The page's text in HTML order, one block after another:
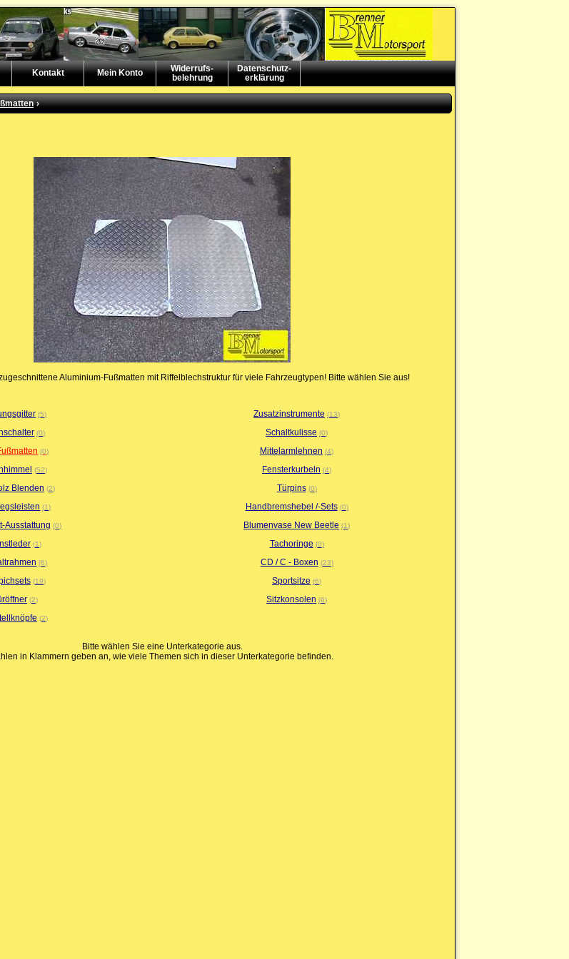
Kontakt Mein Konto
Widerrufs-
belehrung
Datenschutz-
erklärung
›
Aluminium-Fußmatten mit Riffelblechstruktur für viele Fahrzeugtypen! Bitte wählen Sie aus!
5
0
0
52
Blenden 2
1
Ausstattung 0
1
6
19
2
2
Zusatzinstrumente 13
Schaltkulisse 0
Mittelarmlehnen 4
Fensterkurbeln 4
Türpins 0
Handbremshebel /-Sets 0
Blumenvase New Beetle 1
Tachoringe 0
CD / C - Boxen 23
Sportsitze 6
Sitzkonsolen 6
Bitte wählen Sie eine Unterkategorie aus.
in Klammern geben an, wie viele Themen sich in dieser Unterkategorie befinden.